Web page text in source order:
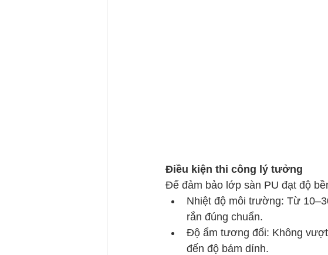
Điều kiện thi công lý tưởng
Để đảm bảo lớp sàn PU đạt độ
Nhiệt độ môi trường: Từ
rắn đúng chuẩn.
Độ ẩm tương đối: Không
đến độ bám dính.